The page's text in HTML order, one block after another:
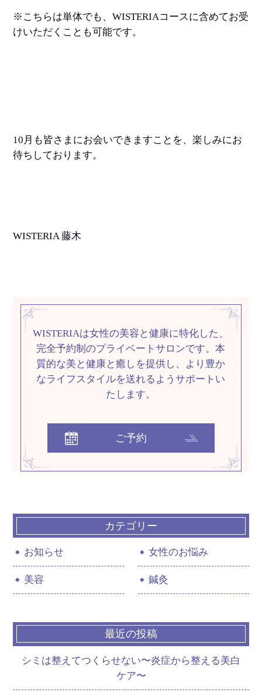
※ こちらは単体でも、WISTERIAコースに含めてお受
けいただくことも可能です。
10 月も皆さまにお会いできますことを、楽しみにお
待ちしております。
WISTERIA藤木
WISTERIAは女性の美容と健康に特化した、
完全予約制のプライベートサロンです。本
質的な美と健康と癒しを提供し、 より豊か
なライフスタイルを送れるようサポートい
たします。
ご予約
カテゴリー
お知らせ 女性のお悩み
美容 鍼灸
最近の投稿
シミは整えてつくらせない〜炎症から整える美白
ケア〜